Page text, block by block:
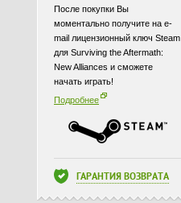
После покупки Вы
моментально получите на e-
mail лицензионный ключ Steam
для Surviving the Aftermath:
New Alliances и сможете
начать играть!
Подробнее
ГАРАНТИЯ ВОЗВРАТА